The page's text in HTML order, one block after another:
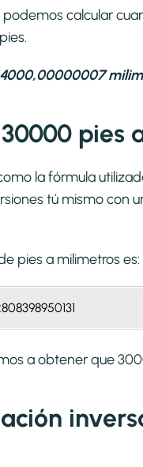
podemos calcular
pies
la fórmula
tú mismo con
pies a milimetroses:
a obtener que